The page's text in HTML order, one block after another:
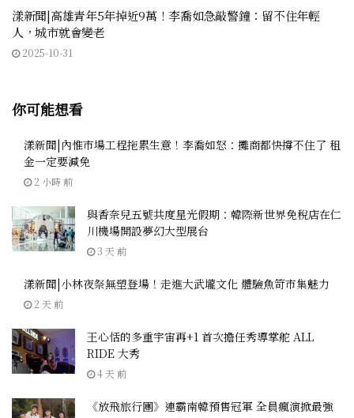
漾新聞|高雄青年5年掉近9萬！李喬如急敲警鐘：留不住年輕
人，城市就會變老
2025-10-31
你可能想看
漾新聞|內惟市場工程拖累生意！李喬如怒：攤商都快撐不住了 租
金一定要減免
2 小時 前
與香奈兒五號共度星光假期：韓際新世界免稅店在仁
川機場開設夢幻大型展台
3 天 前
漾新聞|小林夜祭無塑登場！走進大武壠文化 體驗魚笴市集魅力
2 天 前
王心恬的多重宇宙再+1 首次擔任秀導掌舵 ALL
RIDE 大秀
4 天 前
《放飛旅行團》連霸南韓預售冠軍 全員瘋演掀最強